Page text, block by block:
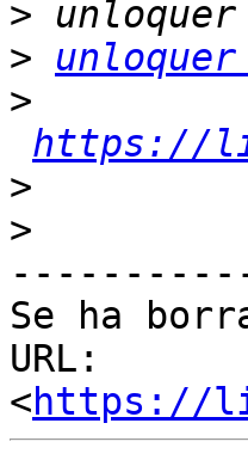
>
>
>
https://
>
>
Se ha
URL:
<https://